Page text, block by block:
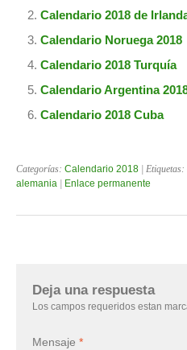
Calendario 2018 de
Calendario Noruega 2018
Calendario 2018 Turquía
Calendario Argentina
Calendario 2018 Cuba
Categorías: Calendario 2018 | Etiquetas:
alemania
Enlace permanente
Deja una respuesta
Los campos requeridos estan
Mensaje *